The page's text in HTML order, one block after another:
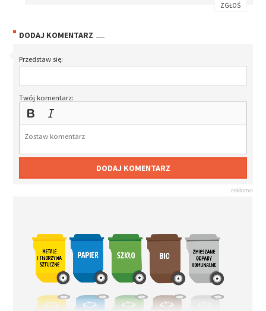
ZGŁOŚ
DODAJ KOMENTARZ
Przedstaw się:
Twój komentarz:
DODAJ KOMENTARZ